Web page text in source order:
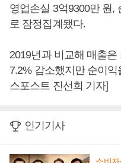
영업손실 3억9300만 원,
로 잠정집계됐다.
2019년과 비교해 매출
7.2% 감소했지만 순이
스포스트 진선희 기자]
인기기사